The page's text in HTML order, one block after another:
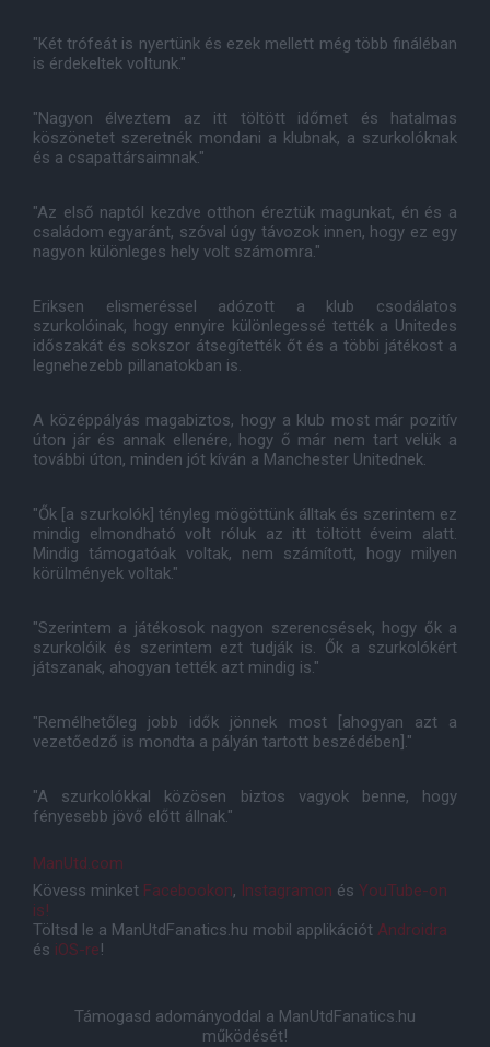
"Két trófeát is nyertünk és ezek mellett még több fináléban
is érdekeltek voltunk."
"Nagyon élveztem az itt töltött időmet és hatalmas
köszönetet szeretnék mondani a klubnak, a szurkolóknak
és a csapattársaimnak."
"Az első naptól kezdve otthon éreztük magunkat, én és a
családom egyaránt, szóval úgy távozok innen, hogy ez egy
nagyon különleges hely volt számomra."
Eriksen elismeréssel adózott a klub csodálatos
szurkolóinak, hogy ennyire különlegessé tették a Unitedes
időszakát és sokszor átsegítették őt és a többi játékost a
legnehezebb pillanatokban is.
A középpályás magabiztos, hogy a klub most már pozitív
úton jár és annak ellenére, hogy ő már nem tart velük a
további úton, minden jót kíván a Manchester Unitednek.
"Ők [a szurkolók] tényleg mögöttünk álltak és szerintem ez
mindig elmondható volt róluk az itt töltött éveim alatt.
Mindig támogatóak voltak, nem számított, hogy milyen
körülmények voltak."
"Szerintem a játékosok nagyon szerencsések, hogy ők a
szurkolóik és szerintem ezt tudják is. Ők a szurkolókért
játszanak, ahogyan tették azt mindig is."
"Remélhetőleg jobb idők jönnek most [ahogyan azt a
vezetőedző is mondta a pályán tartott beszédében]."
"A szurkolókkal közösen biztos vagyok benne, hogy
fényesebb jövő előtt állnak."
ManUtd.com
Kövess minket Facebookon, Instagramon és YouTube-on
is!
Töltsd le a ManUtdFanatics.hu mobil applikációt Androidra
és iOS-re!
Támogasd adományoddal a ManUtdFanatics.hu
működését!